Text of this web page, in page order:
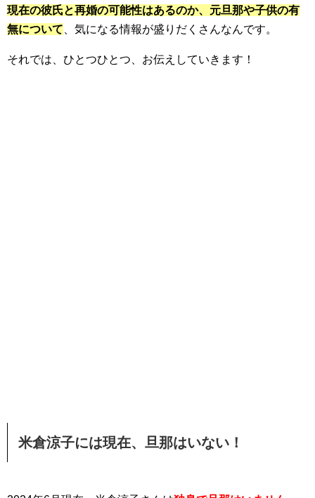
現在の彼氏と再婚の可能性はあるのか、元旦那や子供の有
無について
気になる情報が盛りだくさんなんです。
それでは、ひとつひとつ、お伝えしていきます！
米倉涼子には現在、旦那はいない！